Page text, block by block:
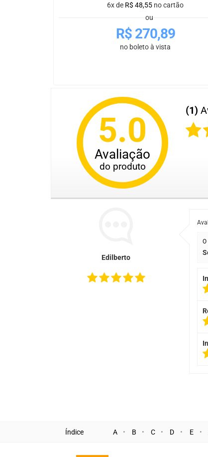
6x de R$ 48,55 no cartão
ou
R$270,89
no boleto à vista
5.0
Avaliação
do produto
(1)
Edilberto
Índice A B C D E